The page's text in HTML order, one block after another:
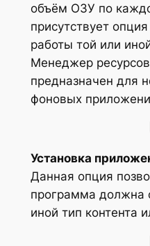
объём ОЗУ по
присутствует
работы той или
Менеджер
предназначен для
фоновых
Установка
Данная опция
программа должна
иной тип контента